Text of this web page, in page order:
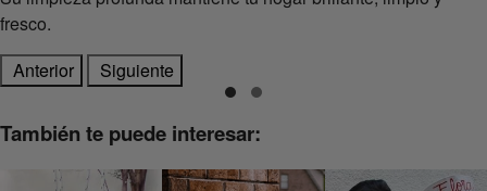
fresco.
Anterior
Siguiente
También te puede interesar: